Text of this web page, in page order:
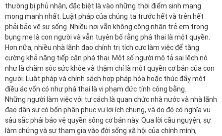
thường bị phủ nhận, đặc biệt là vào những thời điểm sinh mạng
mong manh nhất. Luật pháp của chúng ta trước hết và trên hết
phải bảo vệ sự sống. Nhiều nơi vẫn không công nhận trẻ em trong
bụng mẹ là con người và vẫn tuyên bố rằng phá thai là một quyền.
Hơn nữa, nhiều nhà lãnh đạo chính trị tích cực làm việc để tăng
cường khả năng tiếp cận phá thai. Một số người mô tả sai lệch nó
như là chăm sóc sức khỏe và thậm chí là một quyền cơ bản của con
người. Luật pháp và chính sách hợp pháp hóa hoặc thúc đẩy một
điều ác vốn có như phá thai là vi phạm đức tính công bằng.
Những người làm việc với tư cách là quan chức nhà nước và nhà lãnh
đạo dân sự có bổn phận phục vụ lợi ích chung, và do đó có nghĩa vụ
sâu sắc phải bảo vệ quyền sống cơ bản này. Qua lời cầu nguyện, sự
làm chứng và sự tham gia vào đời sống xã hội của chính mình,